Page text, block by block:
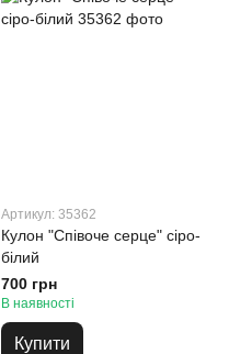
Артикул: 35362
Кулон "Співоче серце" сіро-
білий
700 грн
В наявності
Купити